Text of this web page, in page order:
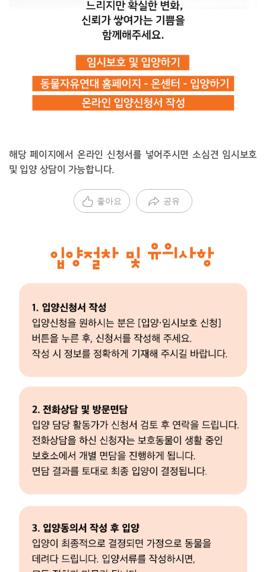
해당 페이지에서 온라인 신청서를 넣어주시면 소심견 임시보호
및 입양 상담이 가능합니다.
좋아요 공유